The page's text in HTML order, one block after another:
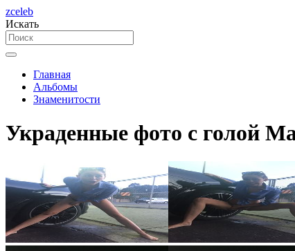
zceleb
Искать
Главная
Альбомы
Знаменитости
Украденные фото с голой